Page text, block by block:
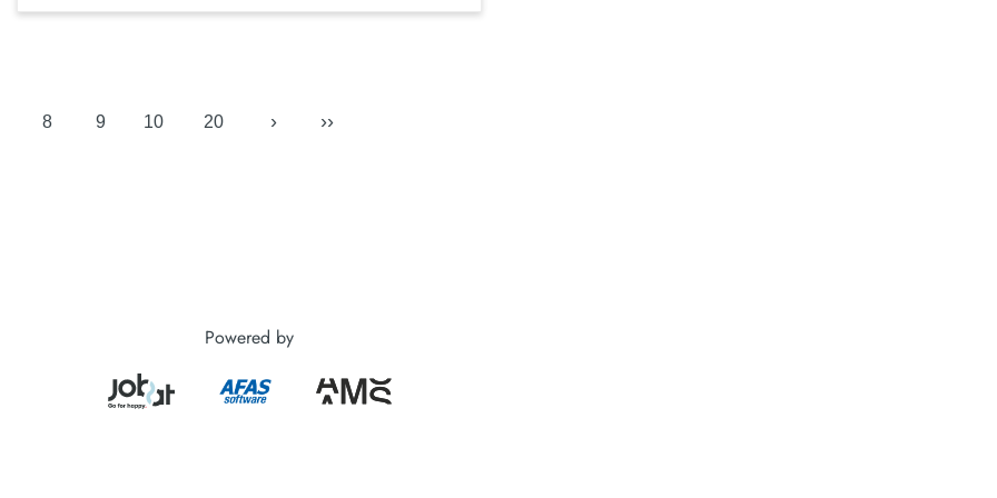
8 9 10 20 › ››
Powered by